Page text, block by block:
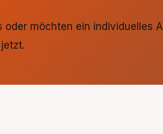
oder möchten ein individuelles